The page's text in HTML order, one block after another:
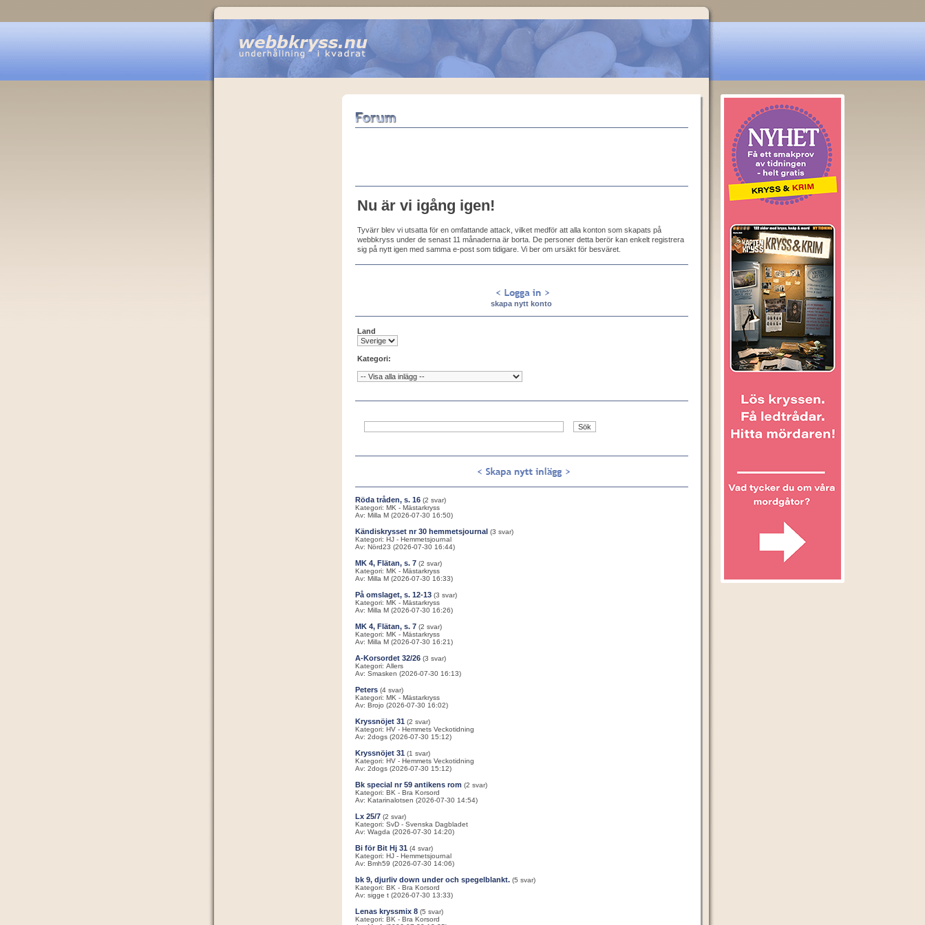
Nu är vi igång igen!
Tyvärr blev vi utsatta för en omfattande attack, vilket medför att alla konton som skapats på
webbkryss under de senast 11 månaderna är borta. De personer detta berör kan enkelt registrera
sig på nytt igen med samma e-post som tidigare. Vi ber om ursäkt för besväret.
skapa nytt konto
Land
Kategori:
Röda tråden, s. 16 (2 svar)
Kategori: MK - Mästarkryss
Av: Milla M (2026-07-30 16:50)
Kändiskrysset nr 30 hemmetsjournal (3 svar)
Kategori: HJ - Hemmetsjournal
Av: Nörd23 (2026-07-30 16:44)
MK 4, Flätan, s. 7 (2 svar)
Kategori: MK - Mästarkryss
Av: Milla M (2026-07-30 16:33)
På omslaget, s. 12-13 (3 svar)
Kategori: MK - Mästarkryss
Av: Milla M (2026-07-30 16:26)
MK 4, Flätan, s. 7 (2 svar)
Kategori: MK - Mästarkryss
Av: Milla M (2026-07-30 16:21)
A-Korsordet 32/26 (3 svar)
Kategori: Allers
Av: Smasken (2026-07-30 16:13)
Peters (4 svar)
Kategori: MK - Mästarkryss
Av: Brojo (2026-07-30 16:02)
Kryssnöjet 31 (2 svar)
Kategori: HV - Hemmets Veckotidning
Av: 2dogs (2026-07-30 15:12)
Kryssnöjet 31 (1 svar)
Kategori: HV - Hemmets Veckotidning
Av: 2dogs (2026-07-30 15:12)
Bk special nr 59 antikens rom (2 svar)
Kategori: BK - Bra Korsord
Av: Katarinalotsen (2026-07-30 14:54)
Lx 25/7 (2 svar)
Kategori: SvD - Svenska Dagbladet
Av: Wagda (2026-07-30 14:20)
Bi för Bit Hj 31 (4 svar)
Kategori: HJ - Hemmetsjournal
Av: Bmh59 (2026-07-30 14:06)
bk 9, djurliv down under och spegelblankt. (5 svar)
Kategori: BK - Bra Korsord
Av: sigge t (2026-07-30 13:33)
Lenas kryssmix 8 (5 svar)
Kategori: BK - Bra Korsord